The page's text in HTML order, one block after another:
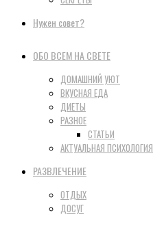
Нужен совет?
ОБО ВСЕМ НА СВЕТЕ
ДОМАШНИЙ УЮТ
ВКУСНАЯ ЕДА
ДИЕТЫ
РАЗНОЕ
СТАТЬИ
АКТУАЛЬНАЯ ПСИХОЛОГИЯ
РАЗВЛЕЧЕНИЕ
ОТДЫХ
ДОСУГ